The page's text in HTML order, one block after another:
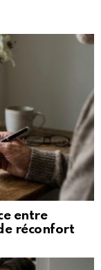
entre
réconfort